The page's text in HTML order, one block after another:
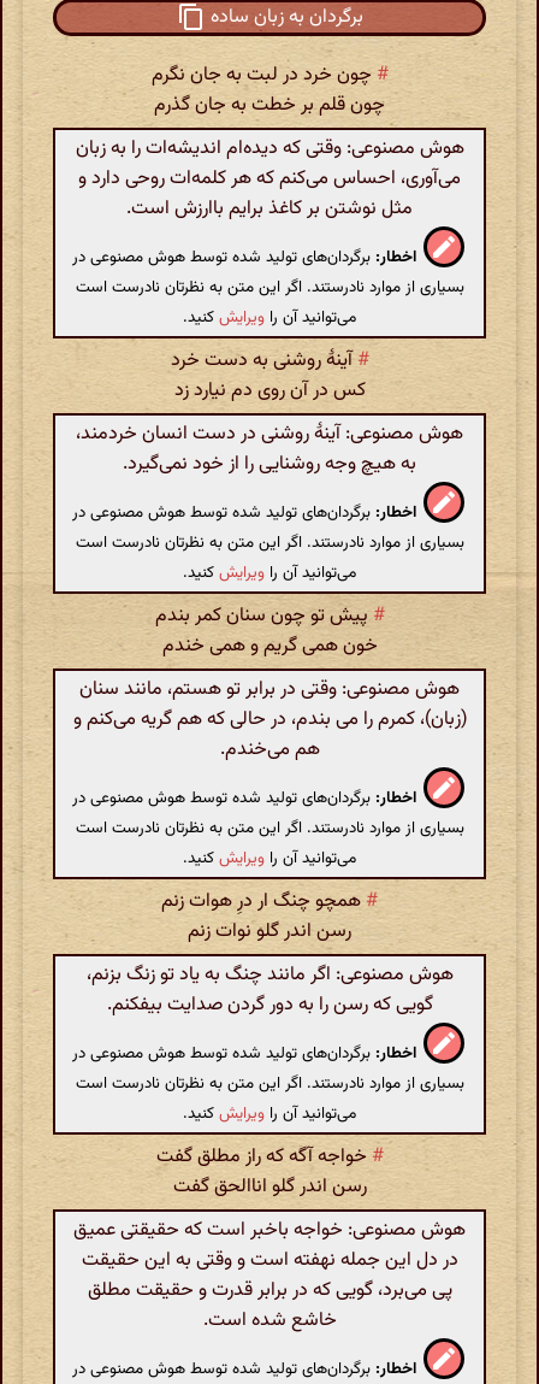
برگردان به زبان ساده
# چون خرد در لبت به جان نگرم
چون قلم بر خطت به جان گذرم
هوش مصنوعی: وقتی که دیده‌ام اندیشه‌ات را به زبان
می‌آوری، احساس می‌کنم که هر کلمه‌ات روحی دارد و
مثل نوشتن بر کاغذ برایم باارزش است.
اخطار: برگردان‌های تولید شده توسط هوش مصنوعی در
بسیاری از موارد نادرستند. اگر این متن به نظرتان نادرست است
می‌توانید آن را ویرایشکنید.
#آینهٔ روشنی به دست خرد
کس در آن روی دم نیارد زد
هوش مصنوعی: آینهٔ روشنی در دست انسان خردمند،
به هیچ وجه روشنایی را از خود نمی‌گیرد.
اخطار: برگردان‌های تولید شده توسط هوش مصنوعی در
بسیاری از موارد نادرستند. اگر این متن به نظرتان نادرست است
می‌توانید آن را ویرایشکنید.
# پیش تو چون سنان کمر بندم
خون همی گریم و همی خندم
هوش مصنوعی: وقتی در برابر تو هستم، مانند سنان
(زبان)، کمرم را می بندم، در حالی که هم گریه می‌کنم و
هم می‌خندم.
اخطار: برگردان‌های تولید شده توسط هوش مصنوعی در
بسیاری از موارد نادرستند. اگر این متن به نظرتان نادرست است
می‌توانید آن را ویرایشکنید.
# همچو چنگ ار درِ هوات زنم
رسن اندر گلو نوات زنم
هوش مصنوعی: اگر مانند چنگ به یاد تو زنگ بزنم،
گویی که رسن را به دور گردن صدایت بیفکنم.
اخطار: برگردان‌های تولید شده توسط هوش مصنوعی در
بسیاری از موارد نادرستند. اگر این متن به نظرتان نادرست است
می‌توانید آن را ویرایشکنید.
# خواجه آگه که راز مطلق گفت
رسن اندر گلو اناالحق گفت
هوش مصنوعی: خواجه باخبر است که حقیقتی عمیق
در دل این جمله نهفته است و وقتی به این حقیقت
پی می‌برد، گویی که در برابر قدرت و حقیقت مطلق
خاشع شده است.
اخطار: برگردان‌های تولید شده توسط هوش مصنوعی در